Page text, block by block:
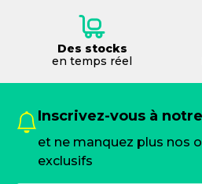
Des stocks
en temps réel
Inscrivez-vous à
et ne manquez plus nos
exclusifs